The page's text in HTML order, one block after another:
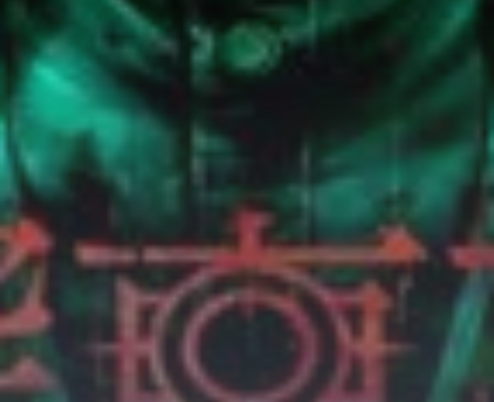
Cổ Đại
Webtoon
Horror
Psychological
Martial Arts
Shoujo
Đam Mỹ